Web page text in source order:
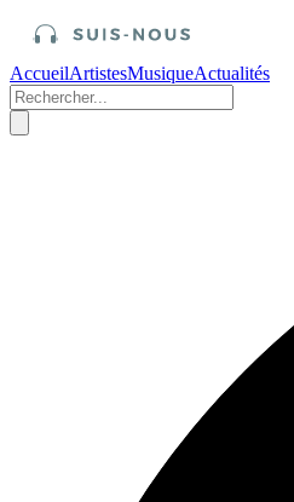
AccueilArtistesMusiqueActualités